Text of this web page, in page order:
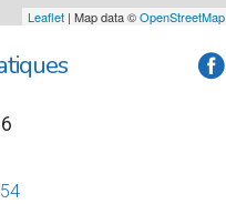
Leaflet | Map data ©OpenStreetMap
a